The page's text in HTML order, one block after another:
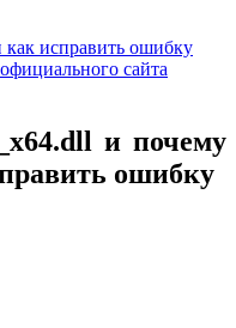
как исправить ошибку
сайта
и почему
ошибку